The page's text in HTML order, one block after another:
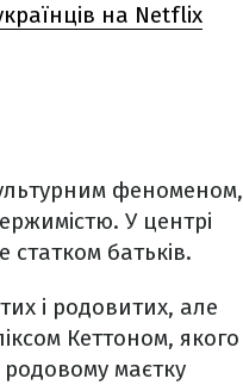
на Netflix
феноменом,
У центрі
батьків.
і родовитих, але
Кеттоном, якого
маєтку